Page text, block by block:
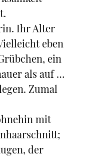
Ihr Alter
eben
ein
als auf …
Zumal
mit
der